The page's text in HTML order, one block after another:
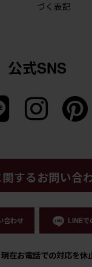
づく表記
公式SNS
するお問い合
合わせ LINEで
在お電話での対応を休